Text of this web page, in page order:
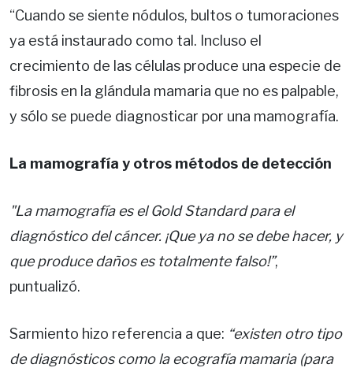
“Cuando se siente nódulos, bultos o tumoraciones
ya está instaurado como tal. Incluso el
crecimiento de las células produce una especie de
fibrosis en la glándula mamaria que no es palpable,
y sólo se puede diagnosticar por una mamografía.
La mamografía y otros métodos de detección
"La mamografía es el Gold Standard para el
diagnóstico del cáncer. ¡Que ya no se debe hacer, y
que produce daños es totalmente falso!”,
puntualizó.
Sarmiento hizo referencia a que: “existen otro tipo
de diagnósticos como la ecografía mamaria (para